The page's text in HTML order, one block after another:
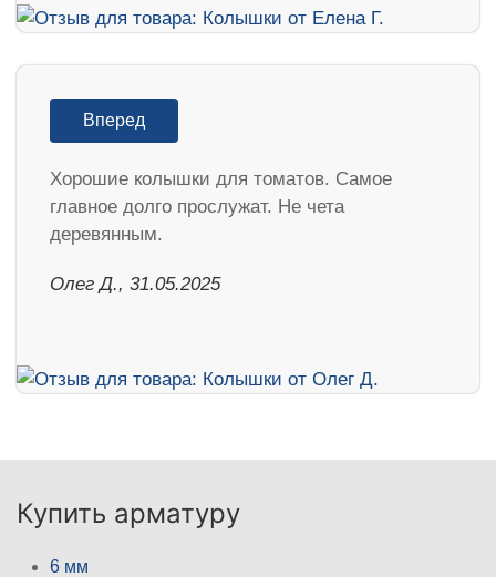
Вперед
Хорошие колышки для томатов. Самое
главное долго прослужат. Не чета
деревянным.
Олег Д., 31.05.2025
Купить арматуру
6 мм